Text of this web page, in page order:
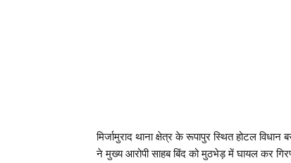
मिर्जामुराद थाना क्षेत्र के रूपापुर स्थित होटल
ने मुख्य आरोपी साहब बिंद को मुठभेड़ में घायल कर